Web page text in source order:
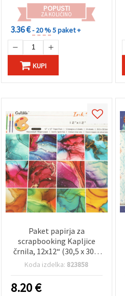
POPUSTI
ZA KOLIČINO
3.36 €- 20 %5 paket +
KUPI
Paket papirja za
scrapbooking Kapljice
črnila, 12x12“ (30,5 x 30,5
cm), 160 g/m² – 24 listov,
motivov (črnilo/marmor)
– brez kislin in lignina – za
Koda izdelka: 823858
8.20€